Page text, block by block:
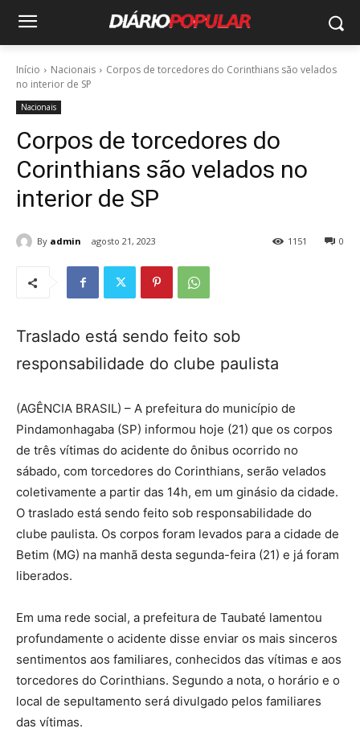
Início Nacionais
Corpos de torcedores do Corinthians são velados
no interior de SP
Nacionais
Corpos de torcedores do
Corinthians são velados no
interior de SP
By admin agosto 21, 2023 0
1151
Traslado está sendo feito sob
responsabilidade do clube paulista
(AGÊNCIA BRASIL) – A prefeitura do município de
Pindamonhagaba (SP) informou hoje (21) que os corpos
de três vítimas do acidente do ônibus ocorrido no
sábado, com torcedores do Corinthians, serão velados
coletivamente a partir das 14h, em um ginásio da cidade.
O traslado está sendo feito sob responsabilidade do
clube paulista. Os corpos foram levados para a cidade de
Betim (MG) na manhã desta segunda-feira (21) e já foram
liberados.
Em uma rede social, a prefeitura de Taubaté lamentou
profundamente o acidente disse enviar os mais sinceros
sentimentos aos familiares, conhecidos das vítimas e aos
torcedores do Corinthians. Segundo a nota, o horário e o
local de sepultamento será divulgado pelos familiares
das vítimas.